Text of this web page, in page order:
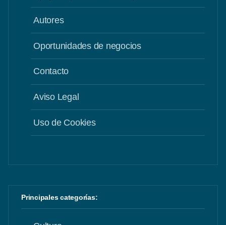
Autores
Oportunidades de negocios
Contacto
Aviso Legal
Uso de Cookies
Principales categorías: